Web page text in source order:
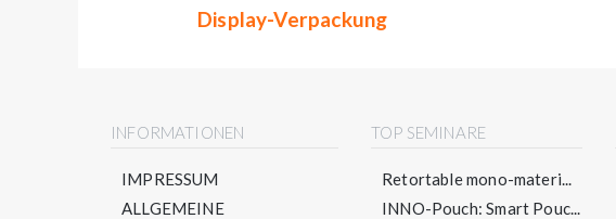
Display-Verpackung
INFORMATIONEN
IMPRESSUM
ALLGEMEINE
TOP SEMINARE
Retortable mono-materi...
INNO-Pouch: Smart Pouc...